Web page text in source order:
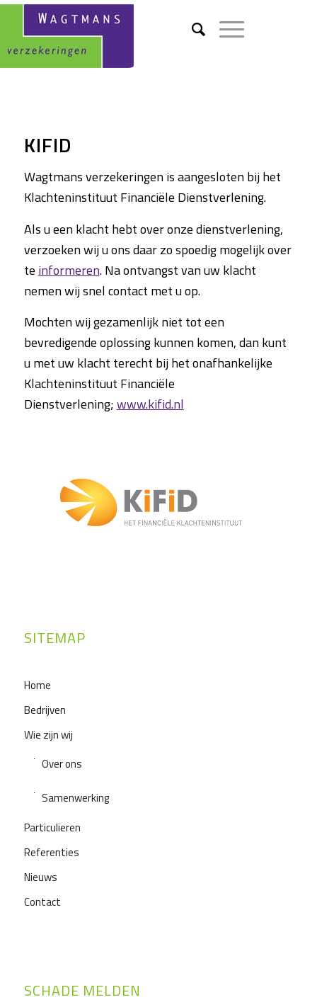
KIFID
Wagtmans verzekeringen is aangesloten bij het
Klachteninstituut Financiële Dienstverlening.
Als u een klacht hebt over onze dienstverlening,
verzoeken wij u ons daar zo spoedig mogelijk over
te informeren. Na ontvangst van uw klacht
nemen wij snel contact met u op.
Mochten wij gezamenlijk niet tot een
bevredigende oplossing kunnen komen, dan kunt
u met uw klacht terecht bij het onafhankelijke
Klachteninstituut Financiële
Dienstverlening;www.kifid.nl
SITEMAP
Home
Bedrijven
Wie zijn wij
Over ons
Samenwerking
Particulieren
Referenties
Nieuws
Contact
SCHADE MELDEN